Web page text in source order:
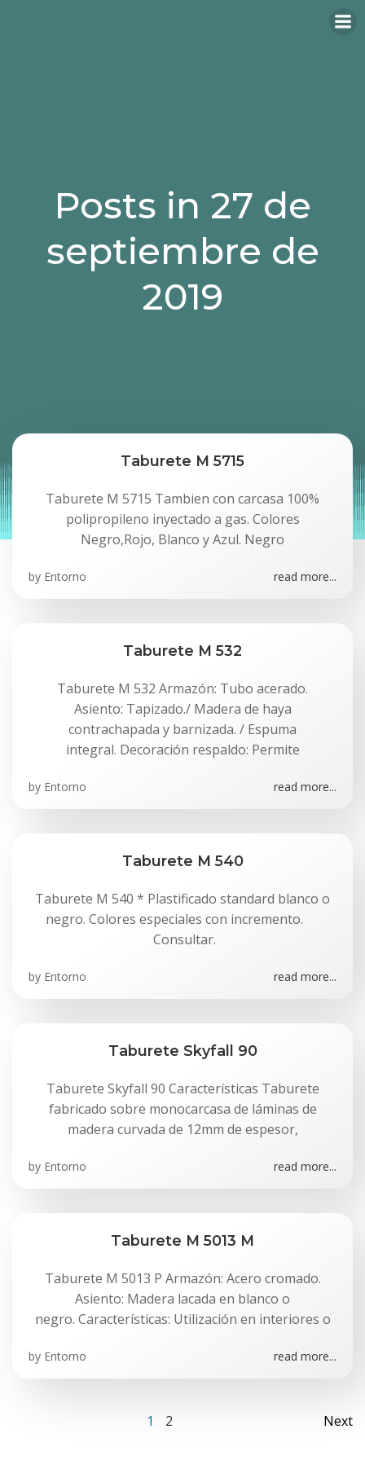
Posts in 27 de
septiembre de
2019
Taburete M 5715
Taburete M 5715 Tambien con carcasa 100%
polipropileno inyectado a gas. Colores
Negro,Rojo, Blanco y Azul. Negro
by Entorno read more...
Taburete M 532
Taburete M 532 Armazón: Tubo acerado.
Asiento: Tapizado./ Madera de haya
contrachapada y barnizada. / Espuma
integral. Decoración respaldo: Permite
by Entorno read more...
Taburete M 540
Taburete M 540 * Plastificado standard blanco o
negro. Colores especiales con incremento.
Consultar.
by Entorno read more...
Taburete Skyfall 90
Taburete Skyfall 90 Características Taburete
fabricado sobre monocarcasa de láminas de
madera curvada de 12mm de espesor,
by Entorno read more...
Taburete M 5013 M
Taburete M 5013 P Armazón: Acero cromado.
Asiento: Madera lacada en blanco o
negro. Características: Utilización en interiores o
by Entorno read more...
Navegación
Página
1 Página
2 Next